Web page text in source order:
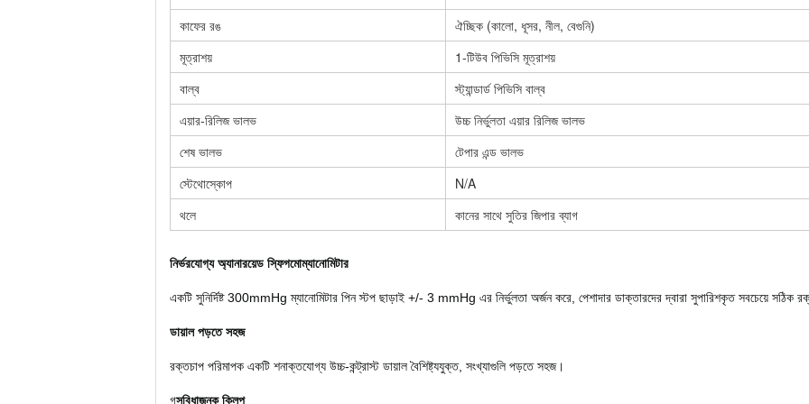
কাফের রঙ
ঐচ্ছিক (কালো, ধূসর, নীল, বেগুনি)
মূত্রাশয়
1-টিউব পিভিসি মূত্রাশয়
বাল্ব
স্ট্যান্ডার্ড পিভিসি বাল্ব
এয়ার-রিলিজ ভালভ
উচ্চ নির্ভুলতা এয়ার রিলিজ ভালভ
শেষ ভালভ
টেপার এন্ড ভালভ
স্টেথোস্কোপ
N/A
থলে
কানের সাথে সুতির জিপার ব্যাগ
নির্ভরযোগ্য অ্যানারয়েড স্ফিগমোম্যানোমিটার
একটি সুনির্দিষ্ট 300mmHg ম্যানোমিটার পিন স্টপ ছাড়াই +/- 3 mmHg এর নির্ভুলতা অর্জন করে, পেশাদার ডাক্তারদের দ্বারা সুপারিশকৃত সবচেয়ে সঠিক
ডায়াল পড়তে সহজ
রক্তচাপ পরিমাপক একটি শনাক্তযোগ্য উচ্চ-কন্ট্রাস্ট ডায়াল বৈশিষ্ট্যযুক্ত, সংখ্যাগুলি পড়তে সহজ।
গসুবিধাজনক ক্লিপ